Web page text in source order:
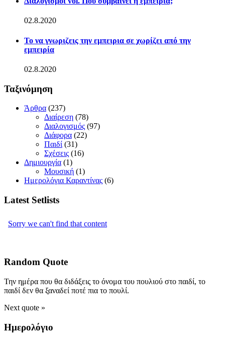
02.8.2020
Το να γνωριζεις την εμπειρια σε χωρίζει από την
εμπειρία
02.8.2020
Ταξινόμηση
Άρθρα (237)
Διαίρεση (78)
Διαλογισμός (97)
Διάφορα (22)
Παιδί (31)
Σχέσεις (16)
Δημιουργία (1)
Μουσική (1)
Ημερολόγια Καραντίνας (6)
Latest Setlists
Random Quote
Την ημέρα που θα διδάξεις το όνομα του πουλιού στο παιδί, το
παιδί δεν θα ξαναδεί ποτέ πια το πουλί.
Next quote »
Ημερολόγιο